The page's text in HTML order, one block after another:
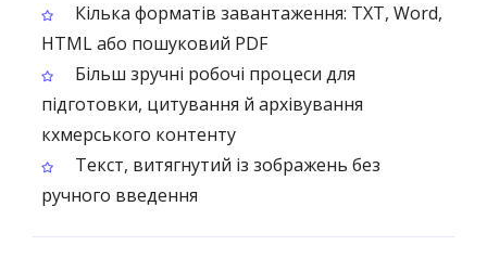
Кілька форматів завантаження: TXT, Word,
HTML або пошуковий PDF
Більш зручні робочі процеси для
підготовки, цитування й архівування
кхмерського контенту
Текст, витягнутий із зображень без
ручного введення